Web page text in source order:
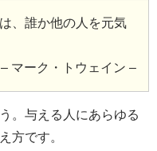
、誰か他の人を元気
– マーク・トウェイン –
。与える人にあらゆる
方です。